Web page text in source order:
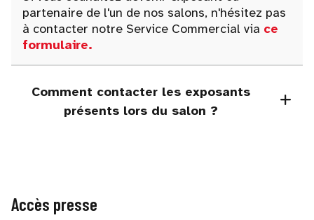
partenaire de l'un de nos salons, n'hésitez pas
à contacter notre Service Commercial via ce
formulaire.
Comment contacter les exposants
présents lors du salon ?
Accès presse